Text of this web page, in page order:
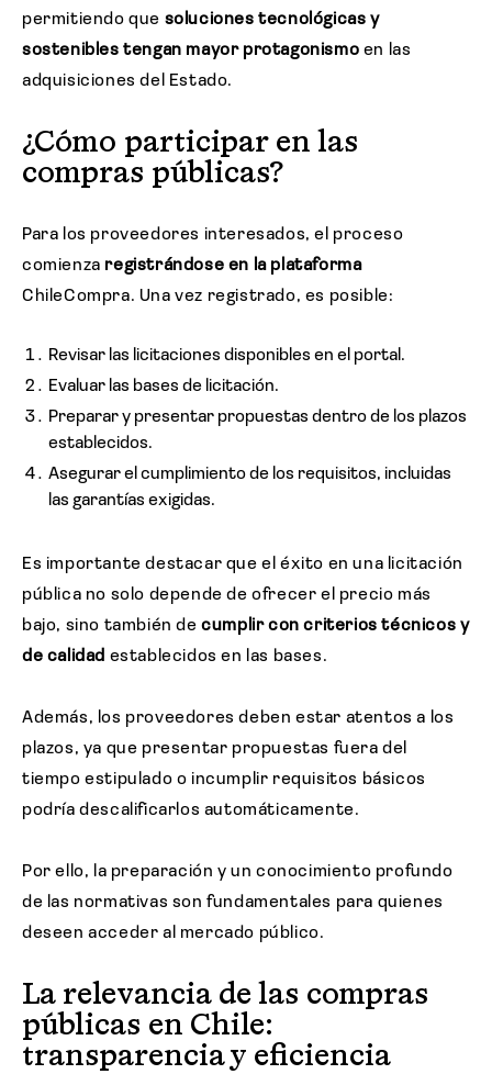
permitiendo que soluciones tecnológicas y
sostenibles tengan mayor protagonismo en las
adquisiciones del Estado.
¿Cómo participar en las
compras públicas?
Para los proveedores interesados, el proceso
comienza registrándose en la plataforma
ChileCompra. Una vez registrado, es posible:
Revisar las licitaciones disponibles en el portal.
Evaluar las bases de licitación.
Preparar y presentar propuestas dentro de los plazos
establecidos.
Asegurar el cumplimiento de los requisitos, incluidas
las garantías exigidas.
Es importante destacar que el éxito en una licitación
pública no solo depende de ofrecer el precio más
bajo, sino también decumplir con criterios técnicos y
de calidad establecidos en las bases.
Además, los proveedores deben estar atentos a los
plazos, ya que presentar propuestas fuera del
tiempo estipulado o incumplir requisitos básicos
podría descalificarlos automáticamente.
Por ello, la preparación y un conocimiento profundo
de las normativas son fundamentales para quienes
deseen acceder al mercado público.
La relevancia de las compras
públicas en Chile:
transparencia y eficiencia